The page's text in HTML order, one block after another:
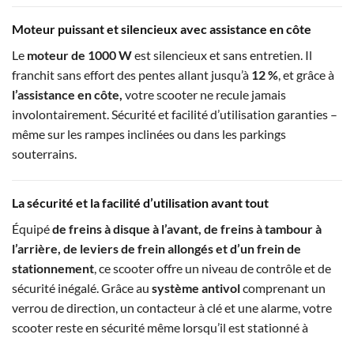
Moteur puissant et silencieux avec assistance en côte
Le moteur de 1000 West silencieux et sans entretien. Il
franchit sans effort des pentes allant jusqu’à 12 %, et grâce à
l’assistance en côte, votre scooter ne recule jamais
involontairement. Sécurité et facilité d’utilisation garanties –
même sur les rampes inclinées ou dans les parkings
souterrains.
La sécurité et la facilité d’utilisation avant tout
Équipéde freins à disque à l’avant, de freins à tambour à
l’arrière, de leviers de frein allongés et d’un frein de
stationnement , ce scooter offre un niveau de contrôle et de
sécurité inégalé. Grâce au système antivolcomprenant un
verrou de direction, un contacteur à clé et une alarme, votre
scooter reste en sécurité même lorsqu’il est stationné à